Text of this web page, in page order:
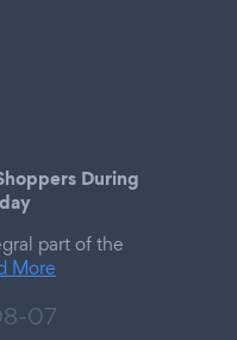
During
part of the
More
07